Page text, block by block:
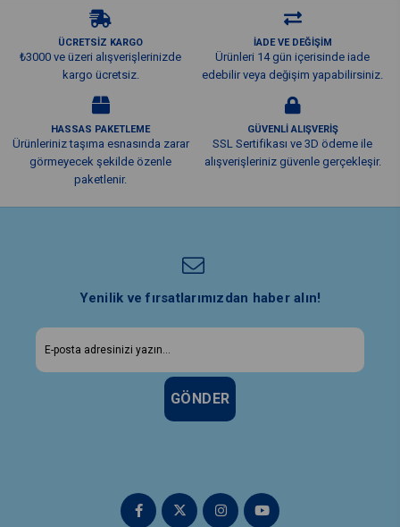
ÜCRETSİZ KARGO
₺3000 ve üzeri alışverişlerinizde
kargo ücretsiz.
İADE VE DEĞİŞİM
Ürünleri 14 gün içerisinde iade
edebilir veya değişim yapabilirsiniz.
HASSAS PAKETLEME
Ürünleriniz taşıma esnasında zarar
görmeyecek şekilde özenle
paketlenir.
GÜVENLİ ALIŞVERİŞ
SSL Sertifikası ve 3D ödeme ile
alışverişleriniz güvenle gerçekleşir.
Yenilik ve fırsatlarımızdan haber alın!
GÖNDER